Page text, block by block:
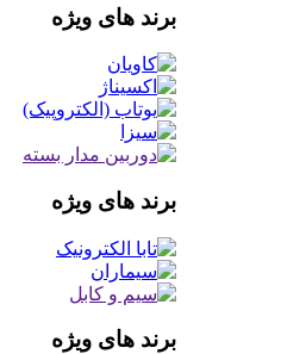
برند های ویژه
برند های ویژه
برند های ویژه